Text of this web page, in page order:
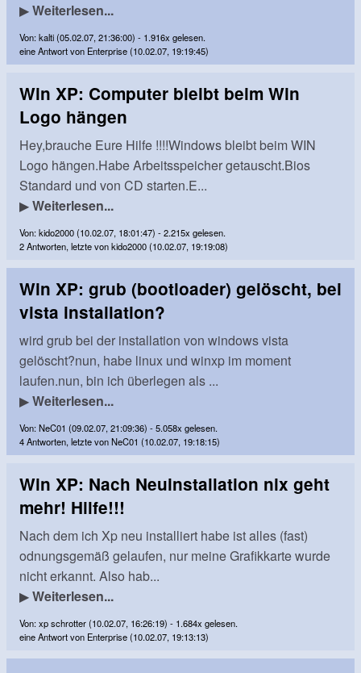
▶Weiterlesen...
Von: kalti (05.02.07, 21:36:00) - 1.916x gelesen.
eine Antwort von Enterprise (10.02.07, 19:19:45)
Win XP: Computer bleibt beim Win
Logo hängen
Hey,brauche Eure Hilfe !!!!Windows bleibt beim WIN
Logo hängen.Habe Arbeitsspeicher getauscht.Bios
Standard und von CD starten.E...
▶Weiterlesen...
Von: kido2000 (10.02.07, 18:01:47) - 2.215x gelesen.
2 Antworten, letzte von kido2000 (10.02.07, 19:19:08)
Win XP: grub (bootloader) gelöscht, bei
vista installation?
wird grub bei der installation von windows vista
gelöscht?nun, habe linux und winxp im moment
laufen.nun, bin ich überlegen als ...
▶Weiterlesen...
Von: NeC01 (09.02.07, 21:09:36) - 5.058x gelesen.
4 Antworten, letzte von NeC01 (10.02.07, 19:18:15)
Win XP: Nach Neuinstallation nix geht
mehr! Hilfe!!!
Nach dem ich Xp neu installiert habe ist alles (fast)
odnungsgemäß gelaufen, nur meine Grafikkarte wurde
nicht erkannt. Also hab...
▶Weiterlesen...
Von: xp schrotter (10.02.07, 16:26:19) - 1.684x gelesen.
eine Antwort von Enterprise (10.02.07, 19:13:13)